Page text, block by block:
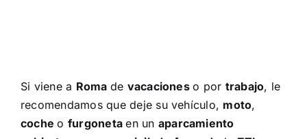
Si viene a Roma de vacacioneso por trabajo, le
recomendamos que deje su vehículo, moto,
cocheo furgonetaen un aparcamiento